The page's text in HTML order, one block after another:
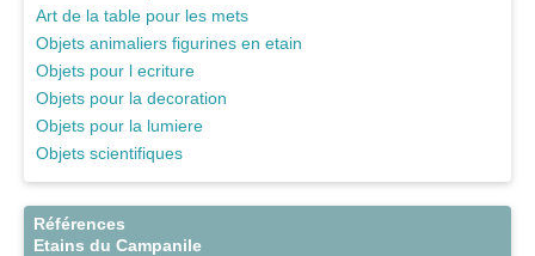
Art de la table pour les mets
Objets animaliers figurines en etain
Objets pour l ecriture
Objets pour la decoration
Objets pour la lumiere
Objets scientifiques
Références
Etains du Campanile